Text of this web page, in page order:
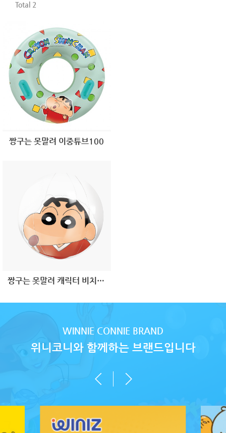
Total 2
짱구는 못말려 이중튜브100
짱구는 못말려 캐릭터 비치볼40
WINNIE CONNIE BRAND
위니코니와 함께하는 브랜드입니다